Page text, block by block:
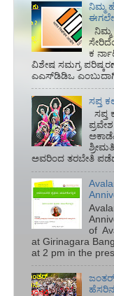
ನಿಮ್ಮ
ಈಗಲೇ
ನಿಮ್ಮ
ಕ
ವಿಶೇಷ ಸಮಗ್ರ
ಎಎಸ್‌ಡಿಡಿಒ
ಸಪ್ತ
ಸಪ್ತ
ಅವರಿಂದ ತರಬೇತಿ
of
at Girinagara
at 2 pm in the